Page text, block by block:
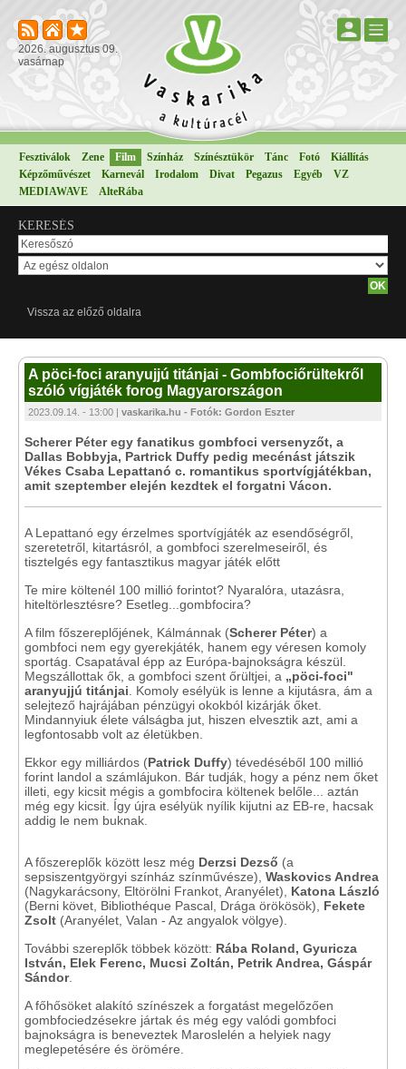
2026. augusztus 09.
vasárnap
Fesztiválok Zene Film Színház Színésztükör Tánc Fotó
Kiállítás
Képzőművészet
Karnevál Irodalom Divat Pegazus Egyéb
VZ
MEDIAWAVE
AlteRába
KERESÉS
Vissza az előző oldalra
A pöci-foci aranyujjú titánjai - Gombfociőrültekről
szóló vígjáték forog Magyarországon
2023.09.14. - 13:00 | vaskarika.hu - Fotók: Gordon Eszter
Scherer Péter egy fanatikus gombfoci versenyzőt, a
Dallas Bobbyja, Partrick Duffy pedig mecénást játszik
Vékes Csaba Lepattanó c. romantikus sportvígjátékban,
amit szeptember elején kezdtek el forgatni Vácon.
A Lepattanó egy érzelmes sportvígjáték az esendőségről,
szeretetről, kitartásról, a gombfoci szerelmeseiről, és
tisztelgés egy fantasztikus magyar játék előtt
Te mire költenél 100 millió forintot? Nyaralóra, utazásra,
hiteltörlesztésre? Esetleg...gombfocira?
A film főszereplőjének, Kálmánnak (Scherer Péter) a
gombfoci nem egy gyerekjáték, hanem egy véresen komoly
sportág. Csapatával épp az Európa-bajnokságra készül.
Megszállottak ők, a gombfoci szent őrültjei, a „pöci-foci"
aranyujjú titánjai . Komoly esélyük is lenne a kijutásra, ám a
selejtező hajrájában pénzügyi okokból kizárják őket.
Mindannyiuk élete válságba jut, hiszen elvesztik azt, ami a
legfontosabb volt az életükben.
Ekkor egy milliárdos (Patrick Duffy) tévedéséből 100 millió
forint landol a számlájukon. Bár tudják, hogy a pénz nem őket
illeti, egy kicsit mégis a gombfocira költenek belőle... aztán
még egy kicsit. Így újra esélyük nyílik kijutni az EB-re, hacsak
addig le nem buknak.
A főszereplők között lesz még Derzsi Dezső (a
sepsiszentgyörgyi színház színművésze), Waskovics Andrea
(Nagykarácsony, Eltörölni Frankot, Aranyélet), Katona László
(Berni követ, Bibliothéque Pascal, Drága örökösök), Fekete
Zsolt (Aranyélet, Valan - Az angyalok völgye).
További szereplők többek között: Rába Roland, Gyuricza
István, Elek Ferenc, Mucsi Zoltán, Petrik Andrea, Gáspár
Sándor.
A főhősöket alakító színészek a forgatást megelőzően
gombfociedzésekre jártak és még egy valódi gombfoci
bajnokságra is beneveztek Maroslelén a helyiek nagy
meglepetésére és örömére.